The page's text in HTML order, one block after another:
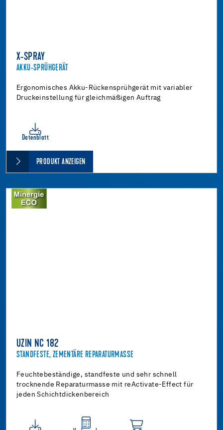
X-SPRAY
AKKU-SPRÜHGERÄT
Ergonomisches Akku-Rückensprühgerät mit variabler
Druckeinstellung für gleichmäßigen Auftrag
Datenblatt
PRODUKT ANZEIGEN
UZIN NC 182
STANDFESTE, ZEMENTÄRE REPARATURMASSE
Feuchtebeständige, standfeste und sehr schnell
trocknende Reparaturmasse mit reActivate-Effect für
jeden Schichtdickenbereich